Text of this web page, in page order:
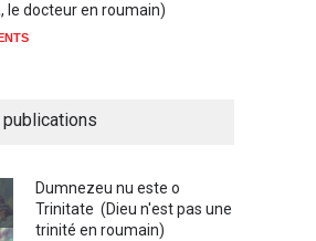
le docteur en roumain)
Dumnezeu nu este o
Trinitate (Dieu n'est pas une
trinité en roumain)